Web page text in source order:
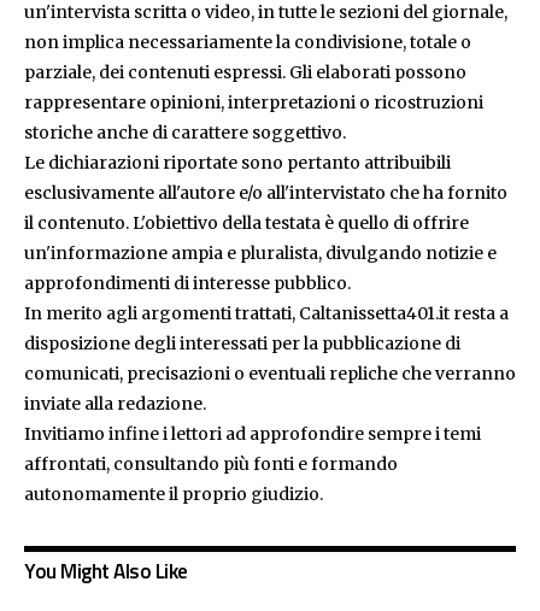
un'intervista scritta o video, in tutte le sezioni del giornale,
non implica necessariamente la condivisione, totale o
parziale, dei contenuti espressi. Gli elaborati possono
rappresentare opinioni, interpretazioni o ricostruzioni
storiche anche di carattere soggettivo.
Le dichiarazioni riportate sono pertanto attribuibili
esclusivamente all'autore e/o all'intervistato che ha fornito
il contenuto. L'obiettivo della testata è quello di offrire
un'informazione ampia e pluralista, divulgando notizie e
approfondimenti di interesse pubblico.
In merito agli argomenti trattati, Caltanissetta401.it resta a
disposizione degli interessati per la pubblicazione di
comunicati, precisazioni o eventuali repliche che verranno
inviate alla redazione.
Invitiamo infine i lettori ad approfondire sempre i temi
affrontati, consultando più fonti e formando
autonomamente il proprio giudizio.
You Might Also Like